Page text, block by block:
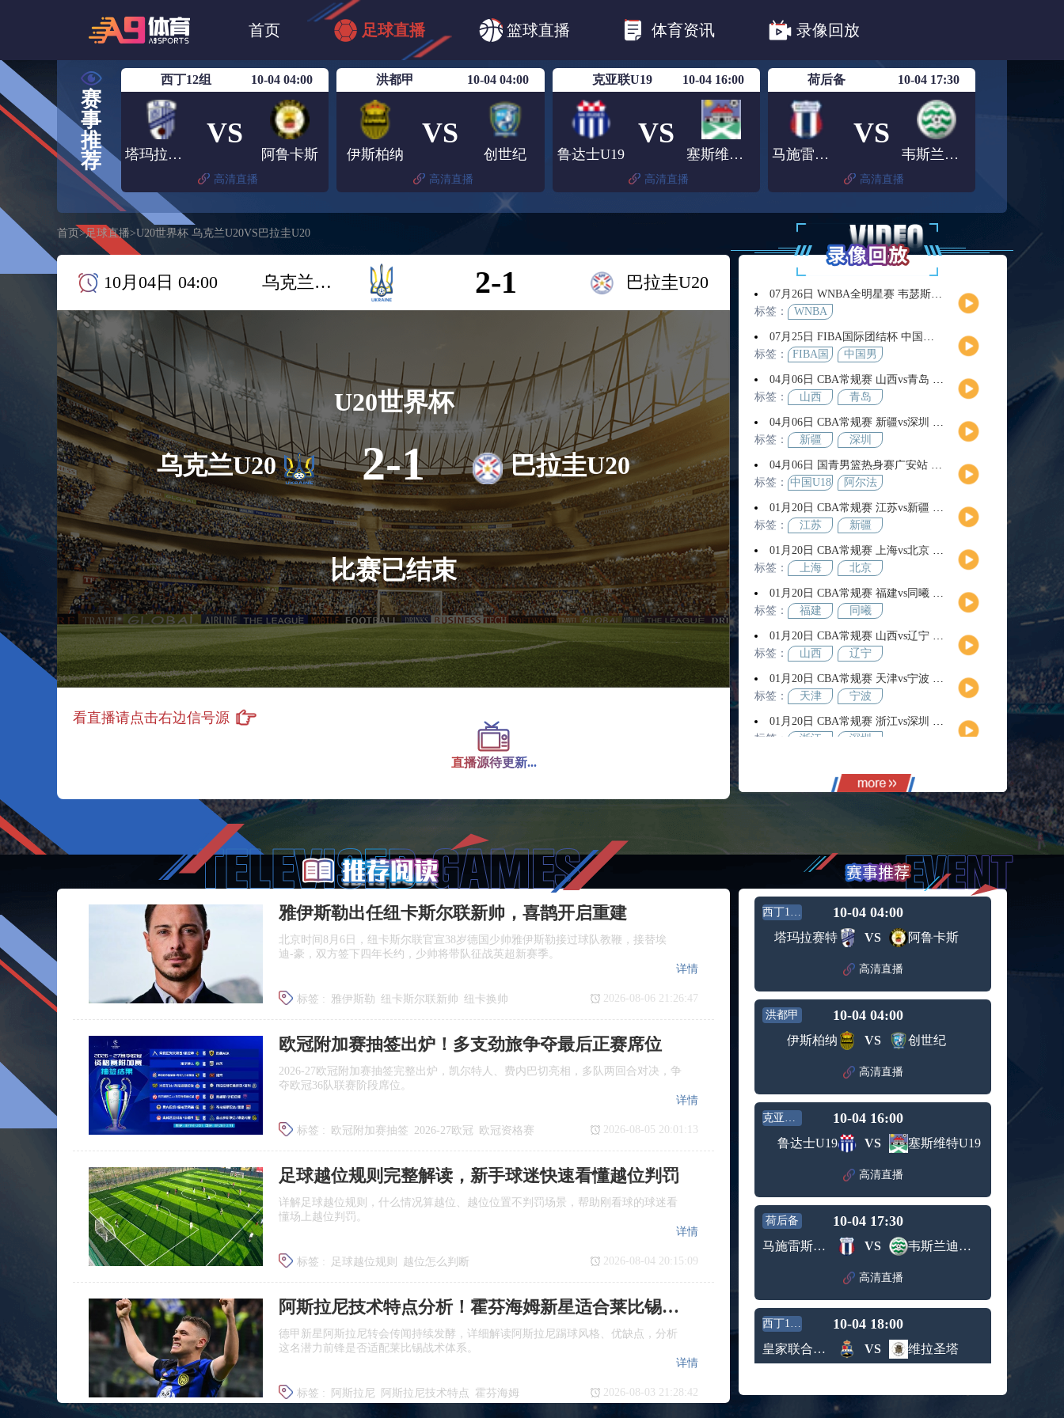
首页 足球直播 篮球直播 体育资讯 录像回放
NBA 欧冠杯 英超
美洲杯
赛
事
推
荐
西丁12组 10-04 04:00
塔玛拉赛特
VS
阿鲁卡斯
高清直播
洪都甲 10-04 04:00
伊斯柏纳
VS
创世纪
高清直播
克亚联U19 10-04 16:00
鲁达士U19
VS
塞斯维特U19
高清直播
荷后备 10-04 17:30
马施雷斯精英U21
VS
韦斯兰迪亚青年队
高清直播
首页 >足球直播>U20世界杯 乌克兰U20VS巴拉圭U20
10月04日 04:00 乌克兰U20 2-1 巴拉圭U20
乌克兰U20
U20世界杯
2-1
比赛已结束
巴拉圭U20
看直播请点击右边信号源
直播源待更新...
07月26日 WNBA全明星赛 韦瑟斯庞队vs库珀队 全场录像回放
标签：
WNBA
07月25日 FIBA国际团结杯 中国男篮vs喀麦隆男篮 全场录像回放
标签：
FIBA国
杯
中国男
04月06日 CBA常规赛 山西vs青岛 全场录像回放
标签：
山西 青岛
04月06日 CBA常规赛 新疆vs深圳 全场录像回放
标签：
新疆 深圳
04月06日 国青男篮热身赛广安站 中国U18男篮vs阿尔法学院 全场录像回放
标签： 中国U18
阿尔法
01月20日 CBA常规赛 江苏vs新疆 全场录像回放
标签：
江苏 新疆
01月20日 CBA常规赛 上海vs北京 全场录像回放
标签：
上海 北京
01月20日 CBA常规赛 福建vs同曦 全场录像回放
标签：
福建 同曦
01月20日 CBA常规赛 山西vs辽宁 全场录像回放
标签：
山西 辽宁
01月20日 CBA常规赛 天津vs宁波 全场录像回放
标签：
天津 宁波
01月20日 CBA常规赛 浙江vs深圳 全场录像回放
标签：
浙江 深圳
福建
01月14日 CBA常规赛 浙江vs广州 全场录像回放
新西兰
澳大利
亚男篮
12月01日 男篮世亚预阶段一 韩国男篮vs中国男篮 全场录像
标签：
中国男
韩国男
11月11日 全运男篮半决赛 广东全运男篮vs辽宁全运男篮 全场录像
运男篮
10月14日 女篮锦标赛阶段二第3轮 山西女篮vs四川女篮 全场录像回放
标签： 山西女
四川女
篮
09月12日 男篮欧锦赛半决赛 德国男篮vs芬兰男篮 全场录像回放
标签： 德国男
芬兰男
09月05日 男篮欧锦赛小组赛 西班牙男篮vs希腊男篮 全场录像回放
男篮
希腊男
篮
09月05日 男篮欧锦赛小组赛 波兰男篮vs比利时男篮 全场录像回放
标签： 波兰男
篮
比利时
男篮
09月05日 WNBA常规赛 菲尼克斯水星vs华盛顿神秘人 全场录像回放
华盛顿
神秘人
标签： 明尼苏
达山猫
拉斯维
加斯王
09月05日 WNBA常规赛 达拉斯飞翼vs金州女武神 全场录像回放
标签： 达拉斯
金州女
09月05日 U16男篮亚洲杯1/4决赛 中国男篮U16vs巴林男篮U16 全场录像回放
标签：
篮U16
篮U16
09月05日 NBL季后赛半决赛G3 长沙勇胜vs合肥狂风峻茂 全场录像回放
胜
合肥狂
风峻茂
08月27日 WNBA常规赛 西雅图风暴vs印第安纳狂热 全场录像回放
风暴
纳狂热
08月27日 男篮美洲杯小组赛 乌拉圭男篮vs巴哈马男篮 全场录像回放
雅伊斯勒出任纽卡斯尔联新帅，喜鹊开启重建
北京时间8月6日，纽卡斯尔联官宣38岁德国少帅雅伊斯勒接过球队教鞭，接替埃
迪‑豪，双方签下四年长约，少帅将带队征战英超新赛季。
标签 : 雅伊斯勒 纽卡斯尔联新帅 纽卡换帅
埃迪豪离任
详情
2026-08-06 21:26:47
欧冠附加赛抽签出炉！多支劲旅争夺最后正赛席位
2026‑27欧冠附加赛抽签完整出炉，凯尔特人、费内巴切亮相，多队两回合对决，争
夺欧冠36队联赛阶段席位。
标签 : 欧冠附加赛抽签 2026‑27欧冠 欧冠资格赛
详情
2026-08-05 20:01:13
足球越位规则完整解读，新手球迷快速看懂越位判罚
详解足球越位规则，什么情况算越位、越位位置不判罚场景，帮助刚看球的球迷看
懂场上越位判罚。
标签 : 足球越位规则
越位怎么判断
足球什么是越位
详情
2026-08-04 20:15:09
阿斯拉尼技术特点分析！霍芬海姆新星适合莱比锡体系吗
德甲新星阿斯拉尼转会传闻持续发酵，详细解读阿斯拉尼踢球风格、优缺点，分析
这名潜力前锋是否适配莱比锡战术体系。
标签 : 阿斯拉尼 阿斯拉尼技术特点
霍芬海姆
详情
2026-08-03 21:28:42
西丁12组 10-04 04:00
塔玛拉赛特 VS 阿鲁卡斯
高清直播
洪都甲 10-04 04:00
伊斯柏纳 VS 创世纪
高清直播
克亚联U19 10-04 16:00
鲁达士U19 VS 塞斯维特U19
高清直播
荷后备 10-04 17:30
马施雷斯精英U21 VS 韦斯兰迪亚青年队
高清直播
西丁12组 10-04 18:00
皇家联合特内里费 VS 维拉圣塔